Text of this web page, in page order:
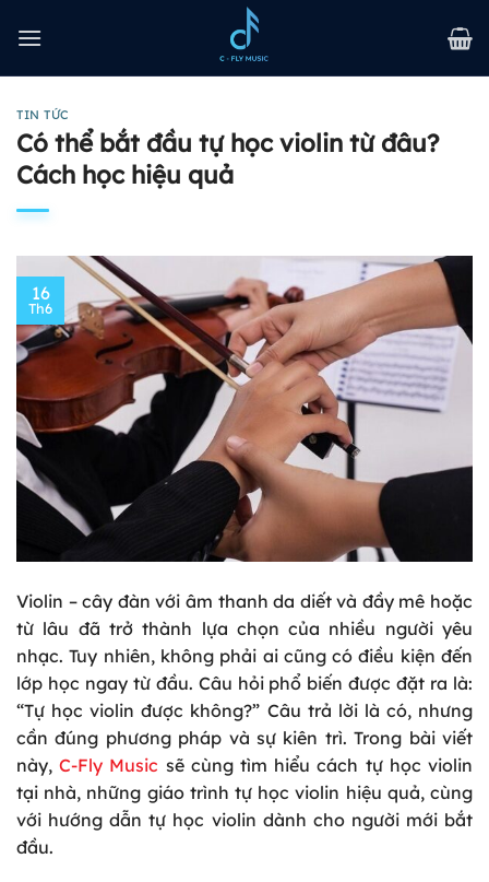
qua
TIN TỨC
Có thể bắt đầu tự học violin từ đâu?
Cách học hiệu quả
16
Th6
Violin – cây đàn với âm thanh da diết và đầy mê hoặc
từ lâu đã trở thành lựa chọn của nhiều người yêu
nhạc. Tuy nhiên, không phải ai cũng có điều kiện đến
lớp học ngay từ đầu. Câu hỏi phổ biến được đặt ra là:
“Tự học violin được không?” Câu trả lời là có, nhưng
cần đúng phương pháp và sự kiên trì. Trong bài viết
này,C-Fly Music sẽ cùng tìm hiểu cách tự học violin
tại nhà, những giáo trình tự học violin hiệu quả, cùng
với hướng dẫn tự học violin dành cho người mới bắt
đầu.